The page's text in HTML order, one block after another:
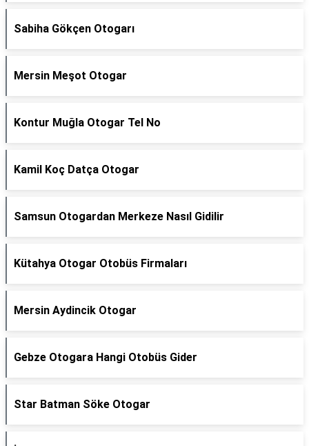
Sabiha Gökçen Otogarı
Mersin Meşot Otogar
Kontur Muğla Otogar Tel No
Kamil Koç Datça Otogar
Samsun Otogardan Merkeze Nasıl Gidilir
Kütahya Otogar Otobüs Firmaları
Mersin Aydincik Otogar
Gebze Otogara Hangi Otobüs Gider
Star Batman Söke Otogar